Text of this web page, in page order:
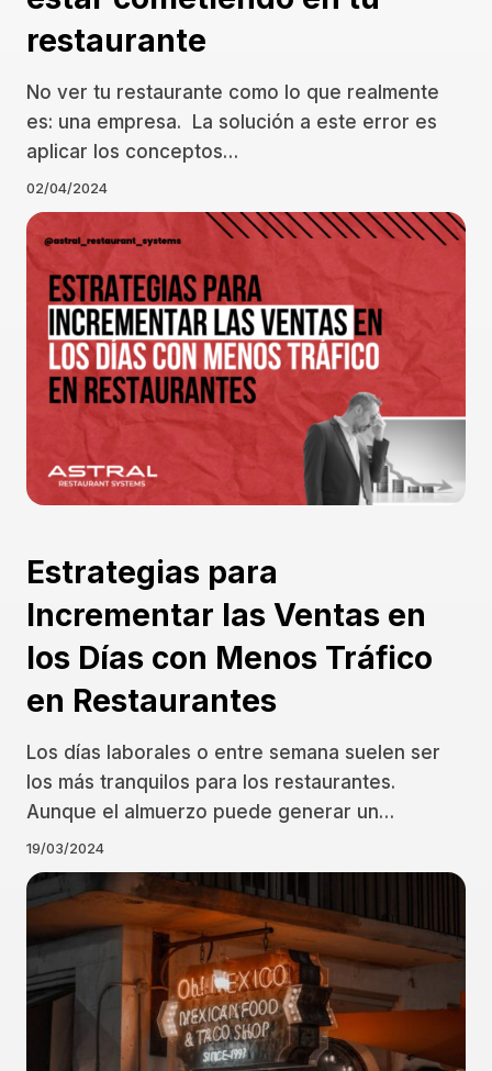
restaurante
No ver tu restaurante como lo que realmente
es: una empresa. La solución a este error es
aplicar los conceptos…
02/04/2024
Estrategias para
Incrementar las Ventas en
los Días con Menos Tráfico
en Restaurantes
Los días laborales o entre semana suelen ser
los más tranquilos para los restaurantes.
Aunque el almuerzo puede generar un…
19/03/2024